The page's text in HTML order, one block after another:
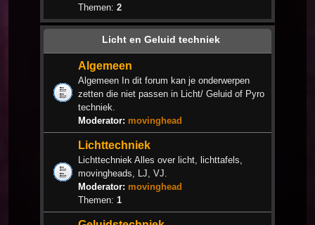
Themen: 2
Licht en Geluid techniek
Algemeen
Algemeen In dit forum kan je onderwerpen
zetten die niet passen in Licht/ Geluid of Pyro
techniek.
Moderator: movinghead
Lichttechniek
Lichttechniek Alles over licht, lichttafels,
movingheads, LJ, VJ.
Moderator: movinghead
Themen: 1